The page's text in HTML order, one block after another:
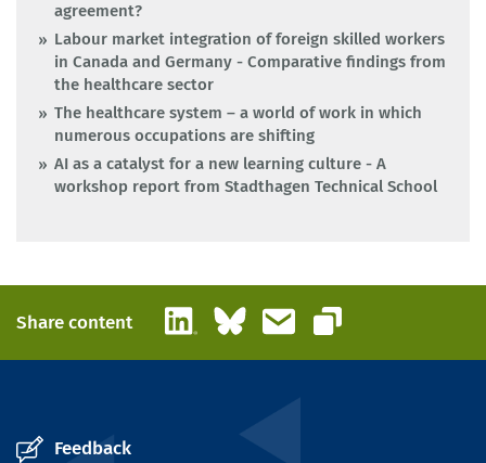
agreement?
Labour market integration of foreign skilled workers
in Canada and Germany - Comparative findings from
the healthcare sector
The healthcare system – a world of work in which
numerous occupations are shifting
AI as a catalyst for a new learning culture - A
workshop report from Stadthagen Technical School
Share content LinkedInBlueskyEmail
Copy link
Feedback